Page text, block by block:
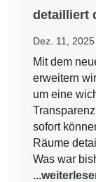
detailliert
Dez. 11, 2025
Mit dem
erweitern
um eine
sofort
Räume
Was war